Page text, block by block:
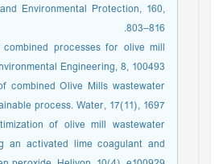
Environmental Protection, 160,
803–816.
processes for olive mill
Engineering, 8, 100493.
combined Olive Mills wastewater
process. Water, 17(11), 1697.
of olive mill wastewater
an activated lime coagulant and